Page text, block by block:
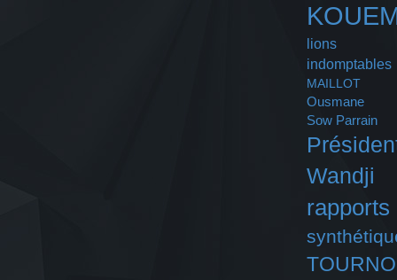
lions
indomptables
MAILLOT
Ousmane
Sow Parrain
Wandji
rapports